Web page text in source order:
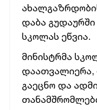
დაბა
სკოლას ეწვია.
მინისტრმა
დაათვალიერა,
გაეცნო და